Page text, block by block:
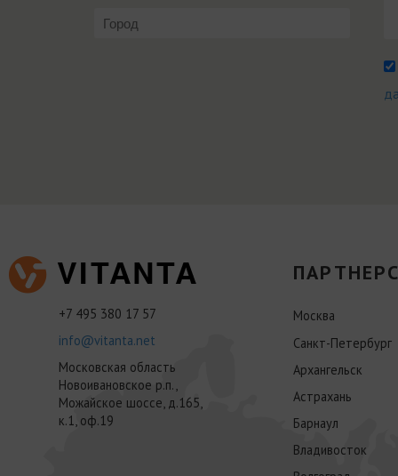
+7 495 380 17 57
info@vitanta.net
Московская область
Новоивановское р.п.,
Можайское шоссе, д.165,
к.1, оф.19
Москва
Санкт-Петербург
Архангельск
Астрахань
Барнаул
Владивосток